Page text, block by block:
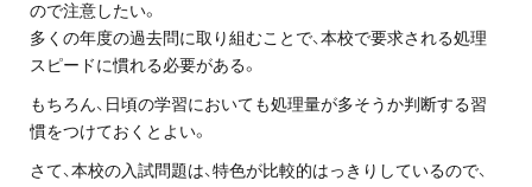
インフォメーション
会社概要
採用情報
ので注意したい。
多くの年度の過去問に取り組むことで、本校で要求される処理
スピードに慣れる必要がある。
もちろん、日頃の学習においても処理量が多そうか判断する習
慣をつけておくとよい。
さて、本校の入試問題は、特色が比較的はっきりしているので、